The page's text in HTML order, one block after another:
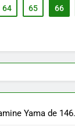
64 65 66
Yama de